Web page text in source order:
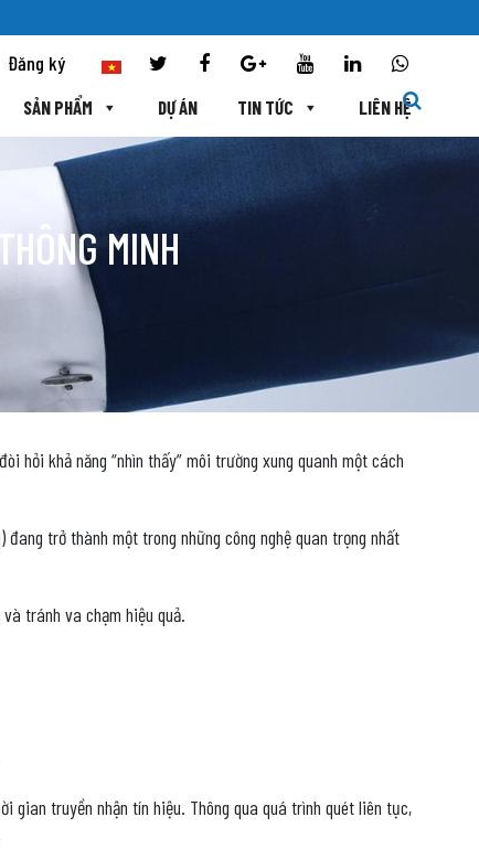
Đăng ký
SẢN PHẨM DỰ ÁN TIN TỨC LIÊN HỆ
MINH
hỏi khả năng “nhìn thấy” môi trường xung quanh một cách
trở thành một trong những công nghệ quan trọng nhất
tránh va chạm hiệu quả.
truyền nhận tín hiệu. Thông qua quá trình quét liên tục,